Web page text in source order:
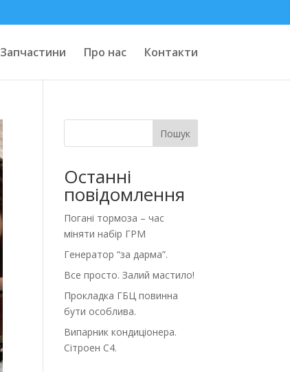
Запчастини Про нас Контакти
Пошук
Останні
повідомлення
Погані тормоза – час
міняти набір ГРМ
Генератор “за дарма”.
Все просто. Залий мастило!
Прокладка ГБЦ повинна
бути особлива.
Випарник кондиціонера.
Сітроен С4.